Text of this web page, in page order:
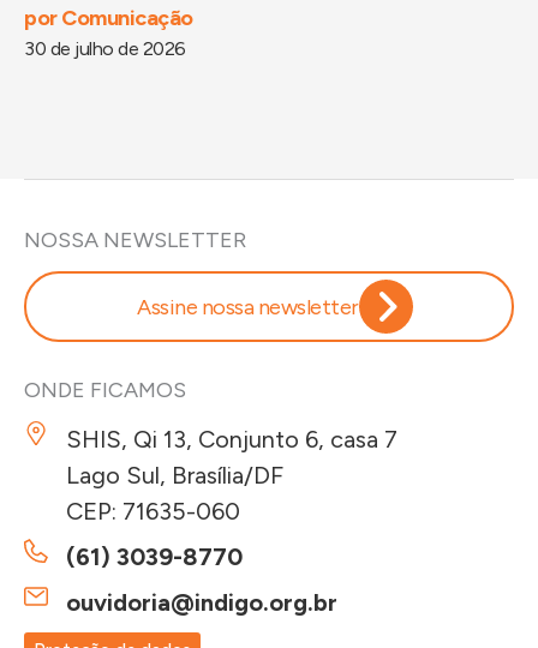
porComunicação
30 de julho de 2026
ONDE FICAMOS
SHIS, Qi 13, Conjunto 6, casa 7
Lago Sul, Brasília/DF
CEP: 71635-060
(61) 3039-8770
ouvidoria@indigo.org.br
NOSSA NEWSLETTER
Assine nossa newsletter